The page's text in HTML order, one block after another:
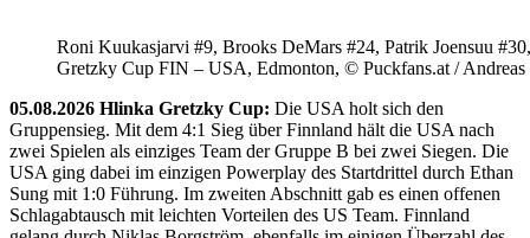
Roni Kuukasjarvi #9, Brooks DeMars #24, Patrik Joensuu
Gretzky Cup FIN – USA, Edmonton, © Puckfans.at / Andreas
05.08.2026 Hlinka Gretzky Cup: Die USA holt sich den
Gruppensieg. Mit dem 4:1 Sieg über Finnland hält die USA nach
zwei Spielen als einziges Team der Gruppe B bei zwei Siegen. Die
USA ging dabei im einzigen Powerplay des Startdrittel durch Ethan
Sung mit 1:0 Führung. Im zweiten Abschnitt gab es einen offenen
Schlagabtausch mit leichten Vorteilen des US Team. Finnland